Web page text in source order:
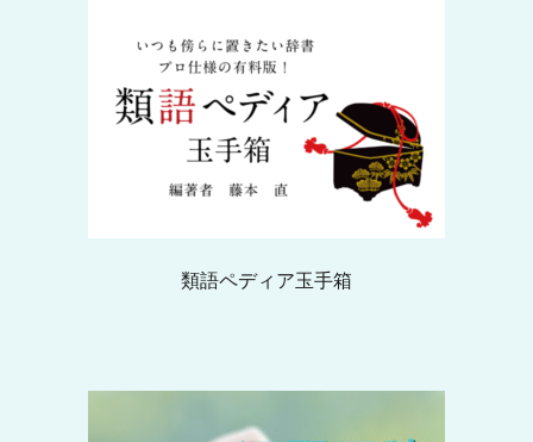
類語ペディア玉手箱